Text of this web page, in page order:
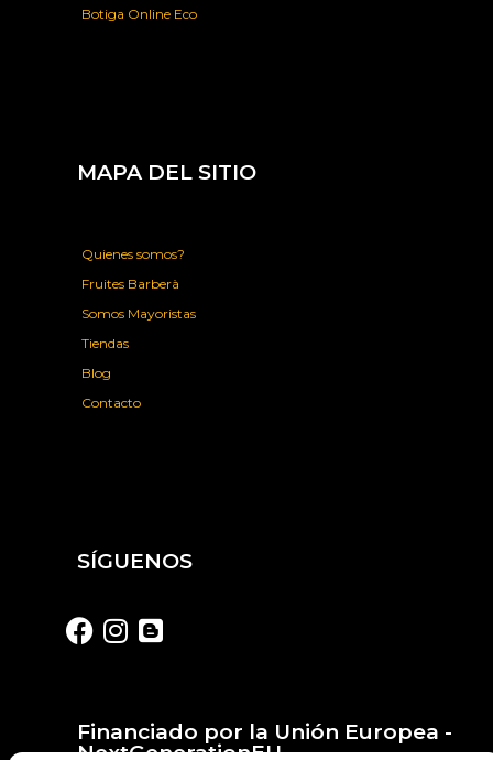
Botiga Online Eco
MAPA DEL SITIO
Quienes somos?
Fruites Barberà
Somos Mayoristas
Tiendas
Blog
Contacto
SÍGUENOS
Financiado por la Unión Europea -
NextGenerationEU